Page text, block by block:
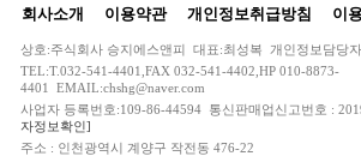
회사소개 이용약관 개인정보취급방침 이
상호:주식회사 승지에스앤피 대표:최성복 개인정보담당
TEL:T.032-541-4401,FAX 032-541-4402,HP 010-8873-
4401 EMAIL:chshg@naver.com
사업자 등록번호:109-86-44594 통신판매업신고번호 :
자정보확인]
주소 : 인천광역시 계양구 작전동 476-22